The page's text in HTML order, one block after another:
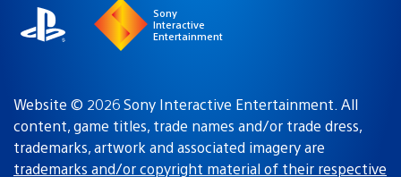
Sony
Interactive
Entertainment
Website © 2026 Sony Interactive Entertainment. All
content, game titles, trade names and/or trade dress,
trademarks, artwork and associated imagery are
trademarks and/or copyright material of their respective